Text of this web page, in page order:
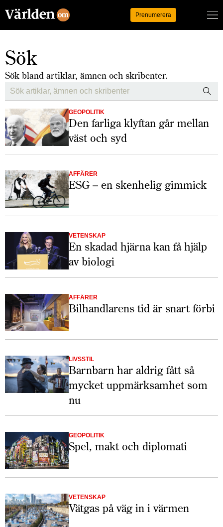
Prenumerera
Sök
Sök bland artiklar, ämnen och skribenter.
Search:
GEOPOLITIK
Den farliga klyftan går mellan
väst och syd
AFFÄRER
ESG – en skenhelig gimmick
VETENSKAP
En skadad hjärna kan få hjälp
av biologi
AFFÄRER
Bilhandlarens tid är snart förbi
LIVSSTIL
Barnbarn har aldrig fått så
mycket uppmärksamhet som
nu
GEOPOLITIK
Spel, makt och diplomati
VETENSKAP
Vätgas på väg in i värmen